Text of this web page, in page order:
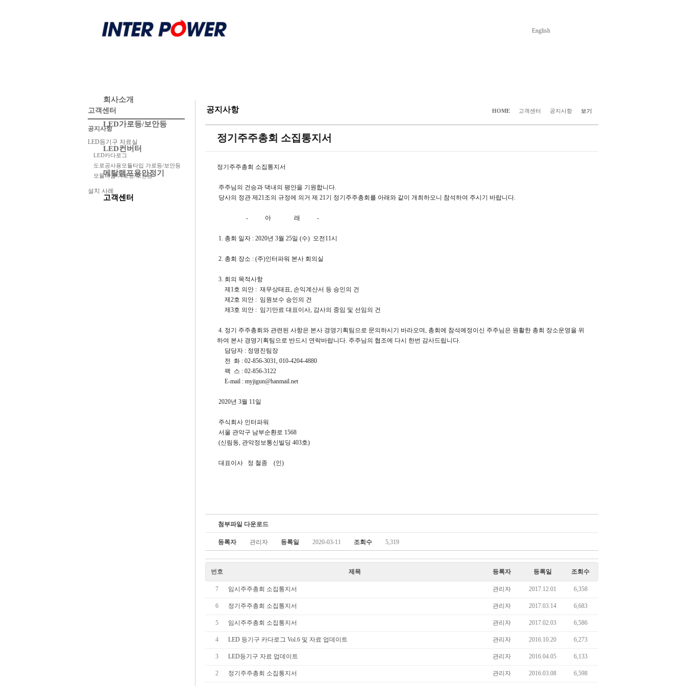
English
회사소개
LED가로등/보안등
LED컨버터
메탈램프용안정기
고객센터
고객센터
공지사항
LED등기구 자료실
LED카다로그
도로공사용모듈타입 가로등/보안등
모듈타입 가로등/보안등
설치 사례
공지사항 HOME 고객센터 공지사항 보기
정기주주총회 소집통지서
정기주주총회 소집통지서
주주님의 건승과 댁내의 평안을 기원합니다.
당사의 정관 제21조의 규정에 의거 제 21기 정기주주총회를 아래와 같이 개최하오니 참석하여 주시기 바랍니다.
- 아 래 -
1. 총회 일자 : 2020년 3월 25일 (수) 오전11시
2. 총회 장소 : (주)인터파워 본사 회의실
3. 회의 목적사항
제1호 의안 : 재무상태표, 손익계산서 등 승인의 건
제2호 의안 : 임원보수 승인의 건
제3호 의안 : 임기만료 대표이사, 감사의 중임 및 선임의 건
4. 정기 주주총회와 관련된 사항은 본사 경영기획팀으로 문의하시기 바라오며, 총회에 참석예정이신 주주님은 원활한 총회 장소운영을 위
하여 본사 경영기획팀으로 반드시 연락바랍니다. 주주님의 협조에 다시 한번 감사드립니다.
담당자 : 정명진팀장
전 화 : 02-856-3031, 010-4204-4880
팩 스 : 02-856-3122
E-mail : myjigun@hanmail.net
2020년 3월 11일
주식회사 인터파워
서울 관악구 남부순환로 1568
(신림동, 관악정보통신빌딩 403호)
대표이사 정 철종 (인)
첨부파일 다운로드
등록자 관리자 등록일 2020-03-11 조회수 5,319
번호 제목 등록자 등록일 조회수
7 임시주주총회 소집통지서 관리자 2017.12.01 6,358
6 정기주주총회 소집통지서 관리자 2017.03.14 6,683
5 임시주주총회 소집통지서 관리자 2017.02.03 6,586
4 LED 등기구 카다로그 Vol.6 및 자료 업데이트 관리자 2016.10.20 6,273
3 LED등기구 자료 업데이트 관리자 2016.04.05 6,133
2 정기주주총회 소집통지서 관리자 2016.03.08 6,598